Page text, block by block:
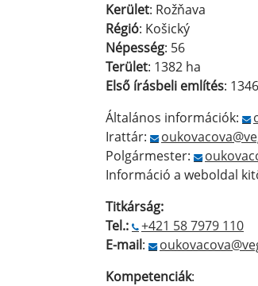
Kerület: Rožňava
Régió: Košický​​​​​​​
Népesség: 56
Terület: 1382 ha
Első írásbeli említés: 1346
Általános információk:
Irattár:
Polgármester:
Információ a weboldal
Titkárság:
Tel.:
+421 58 7979 110
E-mail:
Kompetenciák: